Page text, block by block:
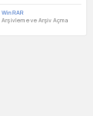
WinRAR
Arşivleme ve Arşiv Açma